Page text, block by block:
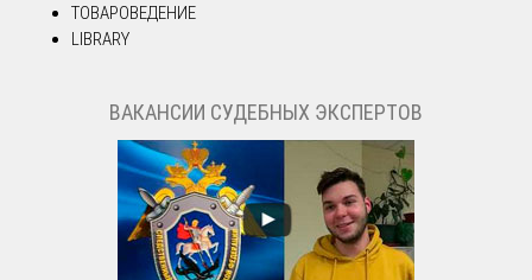
ТОВАРОВЕДЕНИЕ
LIBRARY
ВАКАНСИИ СУДЕБНЫХ ЭКСПЕРТОВ